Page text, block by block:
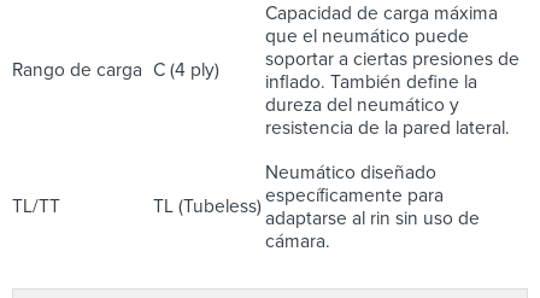
Rango de carga C (4 ply)
Capacidad de carga máxima
que el neumático puede
soportar a ciertas presiones de
inflado. También define la
dureza del neumático y
resistencia de la pared lateral.
TL/TT TL (Tubeless)
Neumático diseñado
específicamente para
adaptarse al rin sin uso de
cámara.